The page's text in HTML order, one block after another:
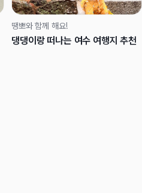
땡뽀와 함께 해요!
댕댕이랑 떠나는 여수 여행지 추천